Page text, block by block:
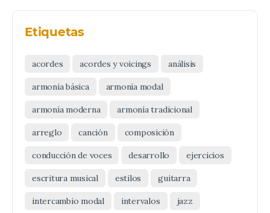
Etiquetas
acordes acordes y voicings análisis
armonía básica armonía modal
armonía moderna armonía tradicional
arreglo canción composición
conducción de voces desarrollo ejercicios
escritura musical estilos guitarra
intercambio modal intervalos jazz